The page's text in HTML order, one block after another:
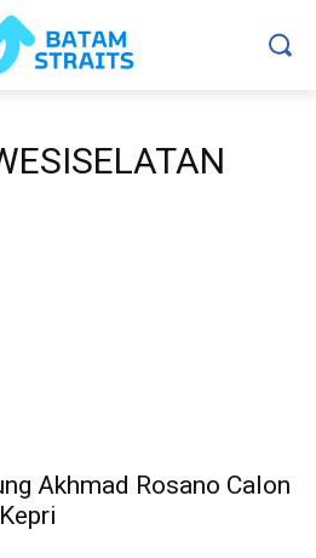
Akhmad Rosano Calon